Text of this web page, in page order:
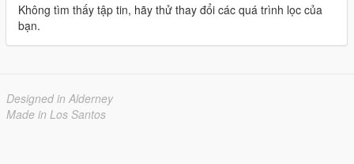
Không tìm thấy tập tin, hãy thử thay đổi các quá trình lọc của
bạn.
Designed in Alderney
Made in Los Santos